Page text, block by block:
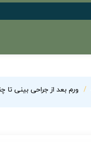
ورم بعد از جراحی بینی